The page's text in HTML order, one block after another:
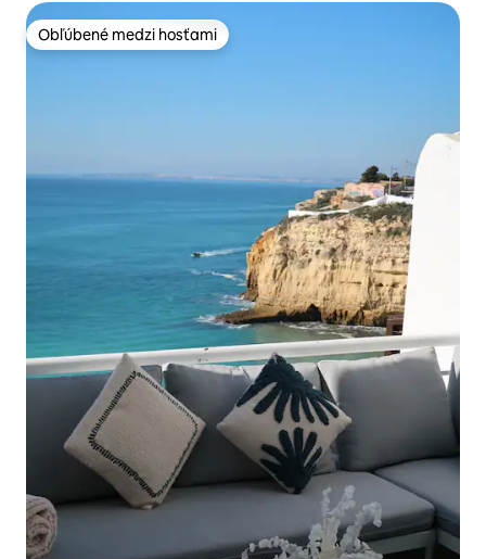
Obľúbené medzi hosťami
Obľúbené medzi hosťami